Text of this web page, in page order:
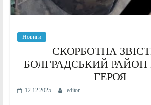
Новини
СКОРБОТНА
БОЛГРАДСЬКИЙ РАЙОН
ГЕРОЯ
12.12.2025 editor